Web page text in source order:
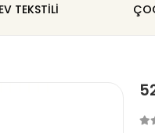
EV TEKSTİLİ